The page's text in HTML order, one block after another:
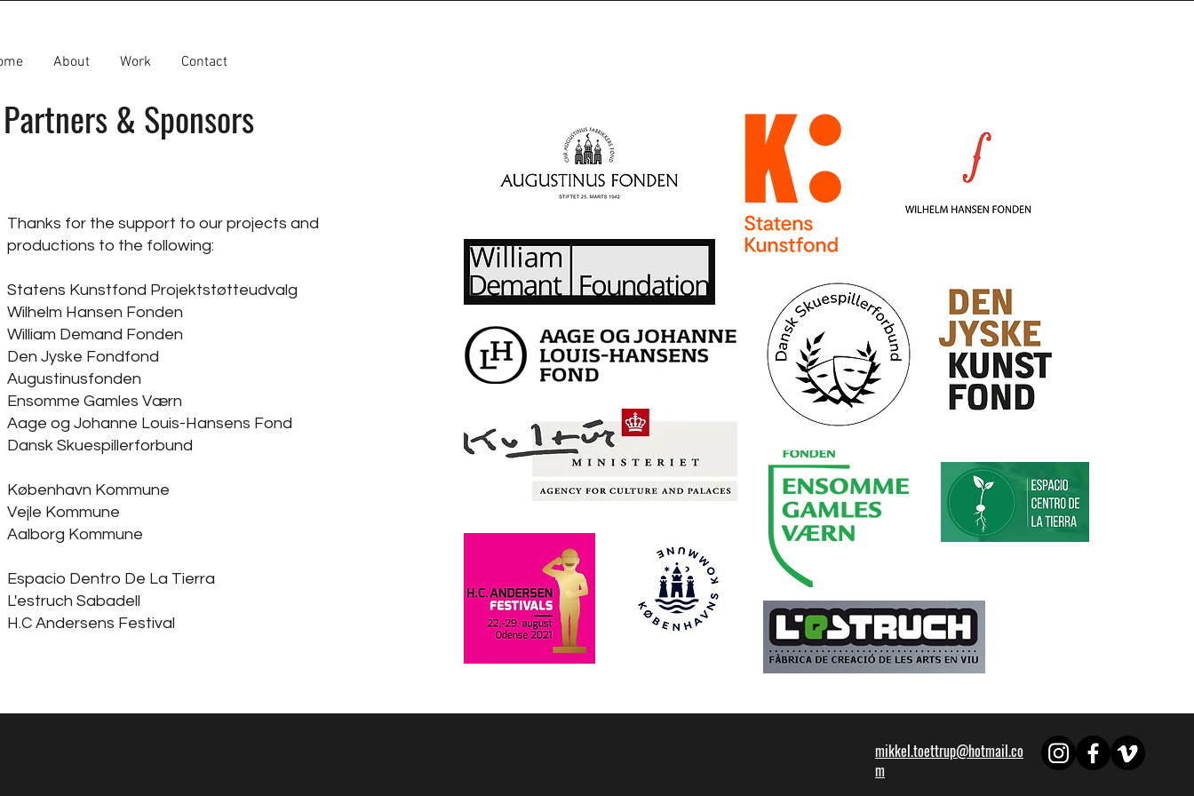
Partners & Sponsors
Thanks for the support to our projects and
productions to the following:
Statens Kunstfond Projektstøtteudvalg
Wilhelm Hansen Fonden
William Demand Fonden
Den Jyske Fondfond
Augustinusfonden
Ensomme Gamles Værn
Aage og Johanne Louis-Hansens Fond
Dansk Skuespillerforbund
København Kommune
Vejle Kommune
Aalborg Kommune
Espacio Dentro De La Tierra
L'estruch Sabadell
H.C Andersens Festival
About Work Contact
mikkel.toettrup@hotmail.co
m